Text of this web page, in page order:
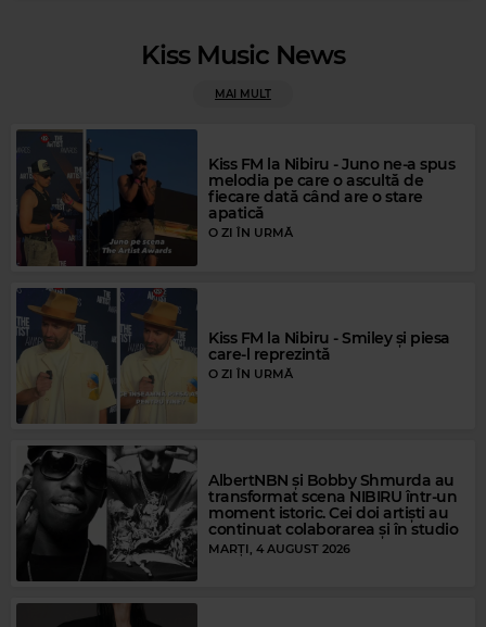
B B KING & ERIC CLAPTON THREE O'CLOCK BLUES
Magic FM
CHRIS DE BURGH–THE LADY IN RED
Kiss Music News
MAI MULT
Kiss FM la Nibiru - Juno ne-a spus
melodia pe care o ascultă de
fiecare dată când are o stare
apatică
O ZI ÎN URMĂ
Kiss FM la Nibiru - Smiley și piesa
care-l reprezintă
O ZI ÎN URMĂ
AlbertNBN și Bobby Shmurda au
transformat scena NIBIRU într-un
moment istoric. Cei doi artiști au
continuat colaborarea și în studio
MARȚI, 4 AUGUST 2026